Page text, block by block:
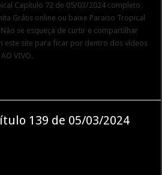
Capítulo 72 de 05/03/2024 completo
Grátis online ou baixe Paraiso Tropical
se esqueça de curtir e compartilhar
este site para ficar por dentro dos vídeos
VIVO.
139 de 05/03/2024